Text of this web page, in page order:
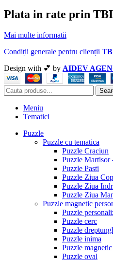
Plata in rate prin
Mai multe informatii
Condiții generale pentru clienții
Design with 💕 by AIDEV
Meniu
Tematici
Puzzle
Puzzle cu tematica
Puzzle Craciun
Puzzle Martisor
Puzzle Pasti
Puzzle Ziua
Puzzle Ziua
Puzzle Ziua
Puzzle magnetic
Puzzle
Puzzle cerc
Puzzle
Puzzle inima
Puzzle magnetic
Puzzle oval